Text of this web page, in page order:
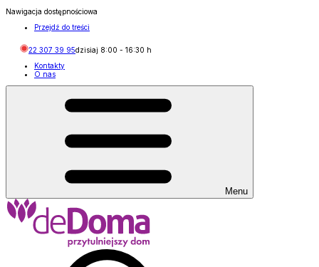
Nawigacja dostępnościowa
Przejdź do treści
22 307 39 95dzisiaj 8:00 - 16:30 h
Kontakty
O nas
Menu